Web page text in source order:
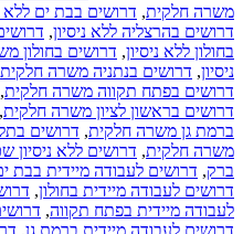
משרה חלקית, דרושים בבת ים ללא
דרושים בהרצליה ללא ניסיון,
בחולון ללא ניסיון, דרושים בחולון
ניסיון, דרושים בנתניה משרה חלקית
דרושים בפתח תקווה משרה חלקית,
דרושים בראשון לציון משרה חלקית,
ברמת גן משרה חלקית, דרושים בתל
משרה חלקית, דרושים ללא ניסיון
ברק, דרושים לעבודה מיידית בבת
דרושים לעבודה מיידית בחולון,
לעבודה מיידית בפתח תקווה,